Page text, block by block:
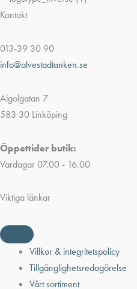
Kontakt
013-39 30 90
info@alvestadtanken.se
Algolgatan 7
583 30 Linköping
Öppettider butik:
Vardagar 07.00 - 16.00
Viktiga länkar
Villkor & integritetspolicy
Tillgänglighetsredogörelse
Vårt sortiment